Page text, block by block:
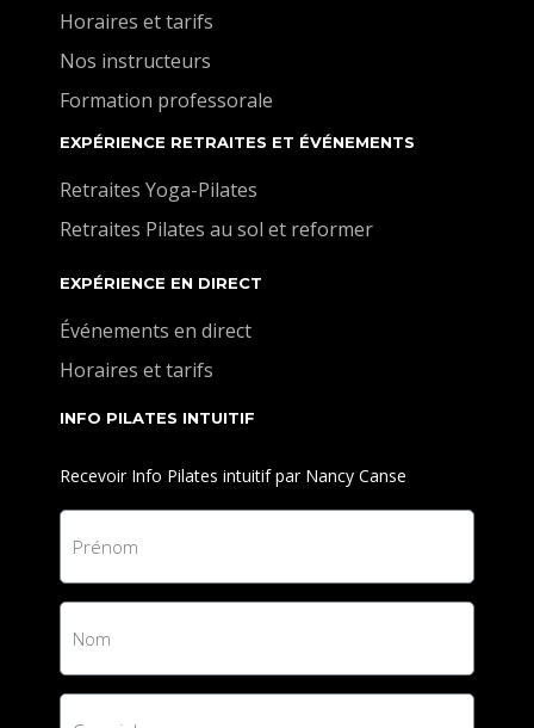
Horaires et tarifs
Nos instructeurs
Formation professorale
EXPÉRIENCE RETRAITES ET ÉVÉNEMENTS
Retraites Yoga-Pilates
Retraites Pilates au sol et reformer
EXPÉRIENCE EN DIRECT
Événements en direct
Horaires et tarifs
INFO PILATES INTUITIF
Recevoir Info Pilates intuitif par Nancy Canse